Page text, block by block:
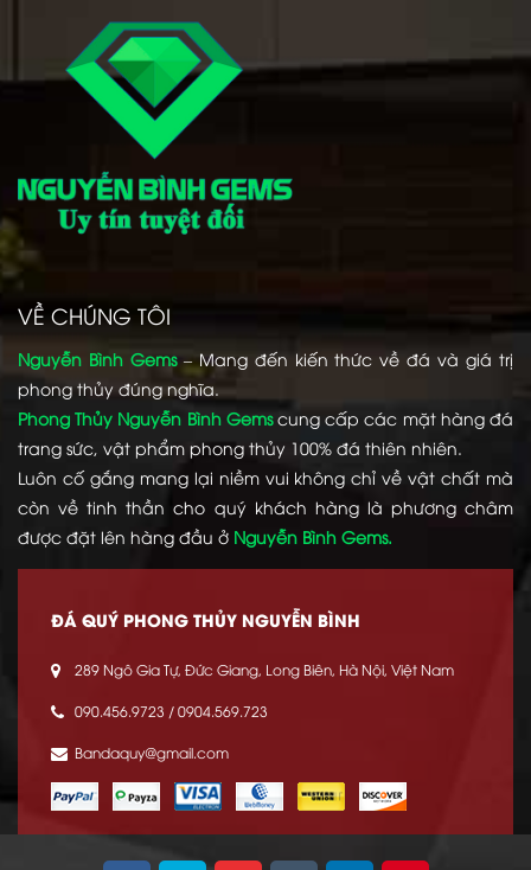
VỀ CHÚNG TÔI
Nguyễn Bình Gems– Mang đến kiến thức về đá và giá trị
phong thủy đúng nghĩa.
Phong Thủy Nguyễn Bình Gemscung cấp các mặt hàng đá
trang sức, vật phẩm phong thủy 100% đá thiên nhiên.
Luôn cố gắng mang lại niềm vui không chỉ về vật chất mà
còn về tinh thần cho quý khách hàng là phương châm
được đặt lên hàng đầu ở Nguyễn Bình Gems.
ĐÁ QUÝ PHONG THỦY NGUYỄN BÌNH
289 Ngô Gia Tự, Đức Giang, Long Biên, Hà Nội, Việt Nam
090.456.9723 / 0904.569.723
Bandaquy@gmail.com